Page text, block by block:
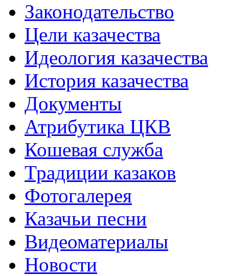
Законодательство
Цели казачества
Идеология казачества
История казачества
Документы
Атрибутика ЦКВ
Кошевая служба
Традиции казаков
Фотогалерея
Казачьи песни
Видеоматериалы
Новости